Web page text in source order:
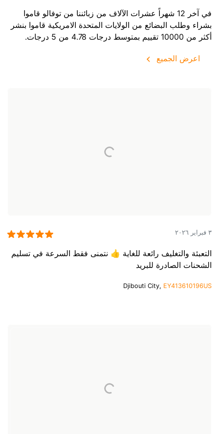
في آخر 12 شهراً عشرات الآلاف من زبائننا من توفالو قاموا
بشراء وطلب البضائع من الولايات المتحدة الامريكية قاموا بنشر
أكثر من 10000 تقييم بمتوسط درجات 4.78 من 5 درجات.
اعرض الجميع
٣ فبراير ٢٠٢٦
التعبئة والتغليف رائعة للغاية 👍 نتمنى فقط السرعة في تسليم
الشحنات الصادرة للبريد
Djibouti City, EY413610196US